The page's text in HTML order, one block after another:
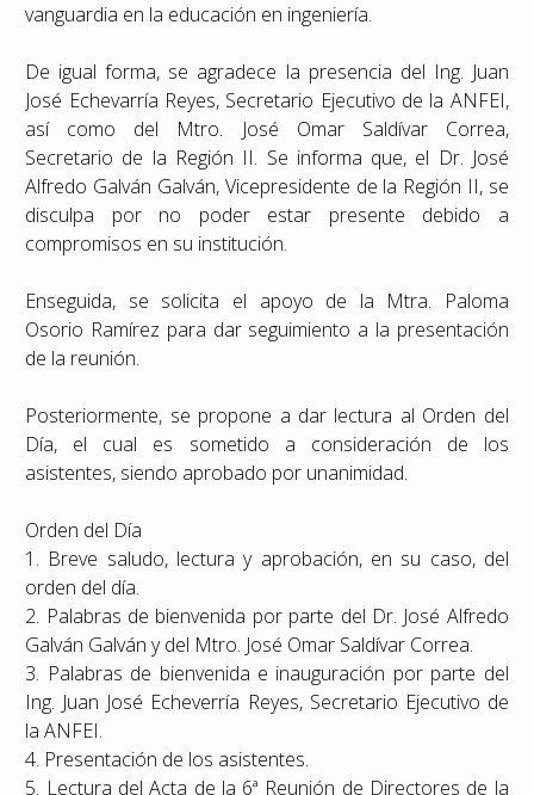
vanguardia en la educación en ingeniería.
De igual forma, se agradece la presencia del Ing. Juan
José Echevarría Reyes, Secretario Ejecutivo de la ANFEI,
así como del Mtro. José Omar Saldívar Correa,
Secretario de la Región II. Se informa que, el Dr. José
Alfredo Galván Galván, Vicepresidente de la Región II, se
disculpa por no poder estar presente debido a
compromisos en su institución.
Enseguida, se solicita el apoyo de la Mtra. Paloma
Osorio Ramírez para dar seguimiento a la presentación
de la reunión.
Posteriormente, se propone a dar lectura al Orden del
Día, el cual es sometido a consideración de los
asistentes, siendo aprobado por unanimidad.
Orden del Día
1. Breve saludo, lectura y aprobación, en su caso, del
orden del día.
2. Palabras de bienvenida por parte del Dr. José Alfredo
Galván Galván y del Mtro. José Omar Saldívar Correa.
3. Palabras de bienvenida e inauguración por parte del
Ing. Juan José Echeverría Reyes, Secretario Ejecutivo de
la ANFEI.
4. Presentación de los asistentes.
5. Lectura del Acta de la 6ª Reunión de Directores de la